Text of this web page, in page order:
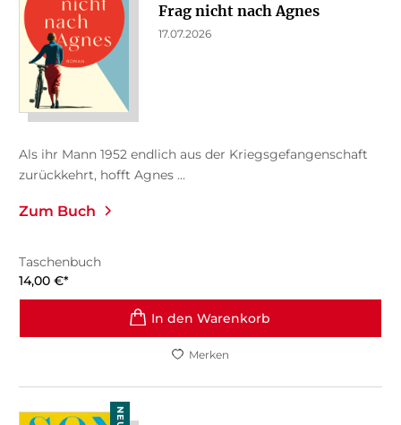
Frag nicht nach Agnes
17.07.2026
Als ihr Mann 1952 endlich aus der Kriegsgefangenschaft
zurückkehrt, hofft Agnes ...
Zum Buch
Taschenbuch
14,00 €*
In den Warenkorb
Merken
NEU